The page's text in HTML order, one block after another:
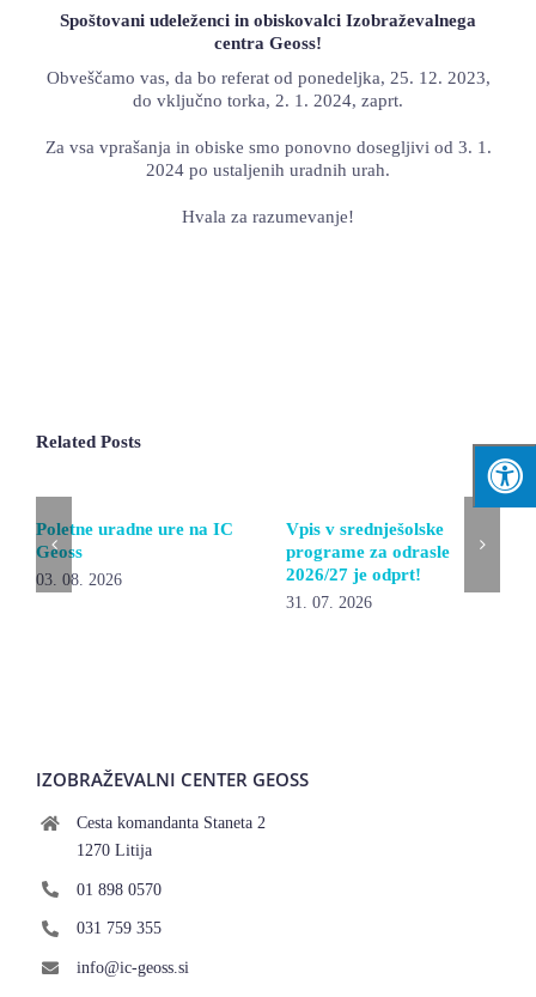
Spoštovani udeleženci in obiskovalci Izobraževalnega
centra Geoss!
Obveščamo vas, da bo referat od ponedeljka, 25. 12. 2023,
do vključno torka, 2. 1. 2024, zaprt.
Za vsa vprašanja in obiske smo ponovno dosegljivi od 3. 1.
2024 po ustaljenih uradnih urah.
Hvala za razumevanje!
Related Posts
Poletne uradne ure na IC
Geoss
03. 08. 2026
Vpis v srednješolske
programe za odrasle
2026/27 je odprt!
31. 07. 2026
IZOBRAŽEVALNI CENTER GEOSS
Cesta komandanta Staneta 2
1270 Litija
01 898 0570
031 759 355
info@ic-geoss.si